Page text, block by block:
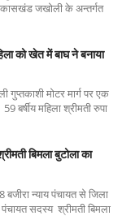
जखोली के अन्तर्गत
को खेत में बाघ ने बनाया
मोटर मार्ग पर एक
बर्षीय महिला श्रीमती रुपा
बिमला बुटोला का
बजीरा न्याय पंचायत से जिला
सदस्य श्रीमती बिमला